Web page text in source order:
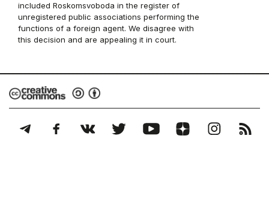
included Roskomsvoboda in the register of
unregistered public associations performing the
functions of a foreign agent. We disagree with
this decision and are appealing it in court.